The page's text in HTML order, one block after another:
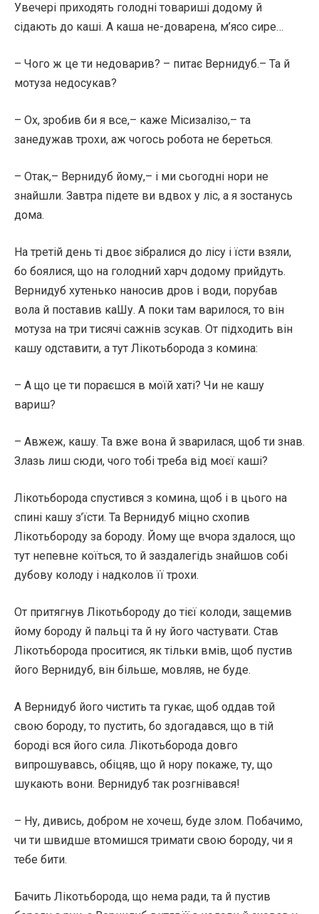
Увечері приходять голодні товариші додому й
сідають до каші. А каша не-доварена, м’ясо сире…
– Чого ж це ти недоварив? – питає Вернидуб.– Та й
мотуза недосукав?
– Ох, зробив би я все,– каже Місизалізо,– та
занедужав трохи, аж чогось робота не береться.
– Отак,– Вернидуб йому,– і ми сьогодні нори не
знайшли. Завтра підете ви вдвох у ліс, а я зостанусь
дома.
На третій день ті двоє зібралися до лісу і їсти взяли,
бо боялися, що на голодний харч додому прийдуть.
Вернидуб хутенько наносив дров і води, порубав
вола й поставив каШу. А поки там варилося, то він
мотуза на три тисячі сажнів зсукав. От підходить він
кашу одставити, а тут Лікотьборода з комина:
– А що це ти пораєшся в моїй хаті? Чи не кашу
вариш?
– Авжеж, кашу. Та вже вона й зварилася, щоб ти знав.
Злазь лиш сюди, чого тобі треба від моєї каші?
Лікотьборода спустився з комина, щоб і в цього на
спині кашу з’їсти. Та Вернидуб міцно схопив
Лікотьбороду за бороду. Йому ще вчора здалося, що
тут непевне коїться, то й заздалегідь знайшов собі
дубову колоду і надколов її трохи.
От притягнув Лікотьбороду до тієї колоди, защемив
йому бороду й пальці та й ну його частувати. Став
Лікотьборода проситися, як тільки вмів, щоб пустив
його Вернидуб, він більше, мовляв, не буде.
А Вернидуб його чистить та гукає, щоб оддав той
свою бороду, то пустить, бо здогадався, що в тій
бороді вся його сила. Лікотьборода довго
випрошувавсь, обіцяв, що й нору покаже, ту, що
шукають вони. Вернидуб так розгнівався!
– Ну, дивись, добром не хочеш, буде злом. Побачимо,
чи ти швидше втомишся тримати свою бороду, чи я
тебе бити.
Бачить Лікотьборода, що нема ради, та й пустив